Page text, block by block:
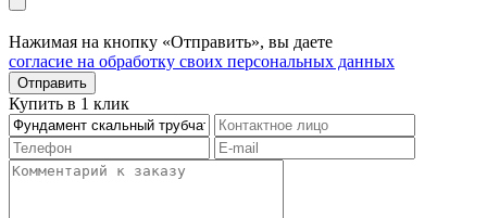
Нажимая на кнопку «Отправить», вы даете
согласие на обработку своих персональных данных
Отправить
Купить в 1 клик